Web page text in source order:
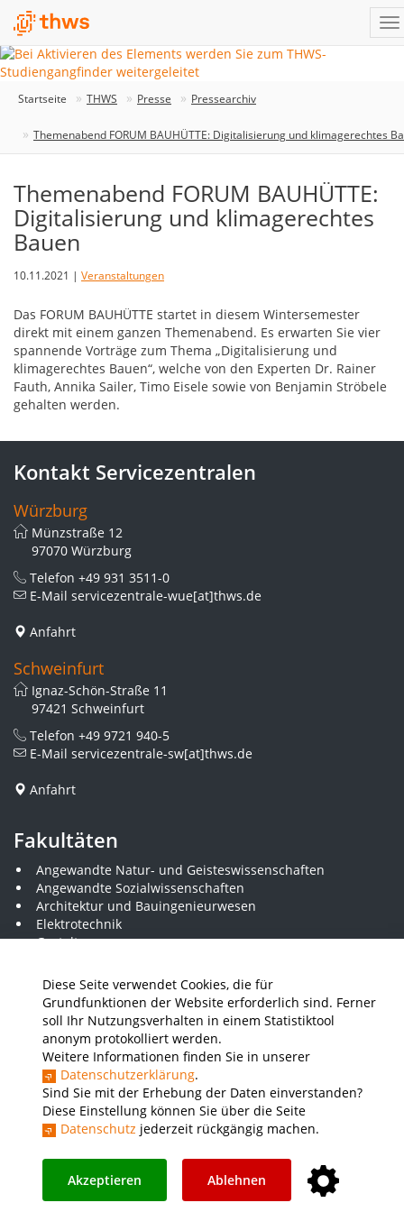
Diese Seite verwendet Cookies, die für
Grundfunktionen der Website erforderlich sind. Ferner
soll Ihr Nutzungsverhalten in einem Statistiktool
anonym protokolliert werden.
Weitere Informationen finden Sie in unserer
Datenschutzerklärung.
Sind Sie mit der Erhebung der Daten einverstanden?
Diese Einstellung können Sie über die Seite
Datenschutz jederzeit rückgängig machen.
Akzeptieren Ablehnen
Startseite THWS Presse Pressearchiv
Themenabend FORUM BAUHÜTTE: Digitalisierung und klimagerechtes
Themenabend FORUM BAUHÜTTE:
Digitalisierung und klimagerechtes
Bauen
10.11.2021 | Veranstaltungen
Das FORUM BAUHÜTTE startet in diesem Wintersemester
direkt mit einem ganzen Themenabend. Es erwarten Sie vier
spannende Vorträge zum Thema „Digitalisierung und
klimagerechtes Bauen“, welche von den Experten Dr. Rainer
Fauth, Annika Sailer, Timo Eisele sowie von Benjamin Ströbele
gehalten werden.
Kontakt Servicezentralen
Würzburg
Münzstraße 12
97070 Würzburg
Telefon +49 931 3511-0
E-Mail servicezentrale-wue[at]thws.de
Anfahrt
Schweinfurt
Ignaz-Schön-Straße 11
97421 Schweinfurt
Telefon +49 9721 940-5
E-Mail servicezentrale-sw[at]thws.de
Anfahrt
Fakultäten
Angewandte Natur- und Geisteswissenschaften
Angewandte Sozialwissenschaften
Architektur und Bauingenieurwesen
Elektrotechnik
Gestaltung
Kunststofftechnik und Vermessung
Maschinenbau
THWS Business School
Wirtschaftsingenieurwesen
Presse Stellenausschreibungen Intranet THWS Store
Instagram YouTube LinkedIn
Impressum Barrierefreiheit Datenschutz